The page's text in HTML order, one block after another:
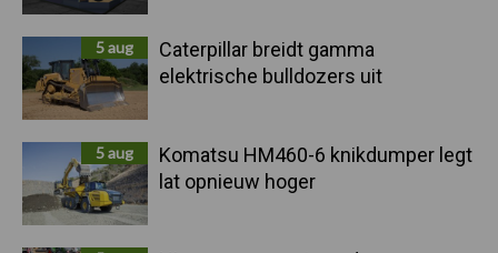
5 aug
Caterpillar breidt gamma
elektrische bulldozers uit
5 aug
Komatsu HM460-6 knikdumper legt
lat opnieuw hoger